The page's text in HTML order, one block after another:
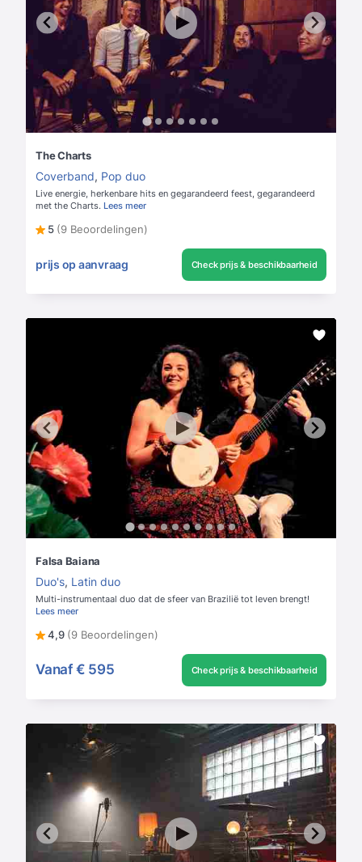
The Charts
Coverband, Pop duo
Live energie, herkenbare hits en gegarandeerd feest, gegarandeerd
met the Charts. Lees meer
5 (9 Beoordelingen)
prijs op aanvraag Check prijs & beschikbaarheid
Falsa Baiana
Duo's, Latin duo
Multi-instrumentaal duo dat de sfeer van Brazilië tot leven brengt!
Lees meer
4,9 (9 Beoordelingen)
Vanaf € 595 Check prijs & beschikbaarheid